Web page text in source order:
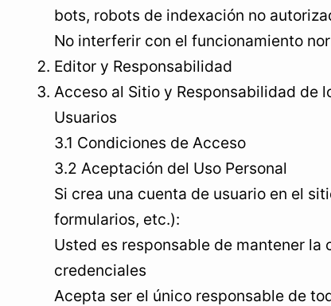
bots, robots de indexación no
No interferir con el funcionamiento
Editor y Responsabilidad
Acceso al Sitio y Responsabilidad de
Usuarios
3.1 Condiciones de Acceso
3.2 Aceptación del Uso Personal
Si crea una cuenta de usuario en el
formularios, etc.):
Usted es responsable de mantener la
credenciales
Acepta ser el único responsable de